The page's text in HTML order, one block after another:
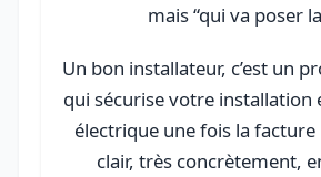
mais “qui va poser
Un bon installateur, c’est un
qui sécurise votre installation
électrique une fois la
clair, très concrètement,